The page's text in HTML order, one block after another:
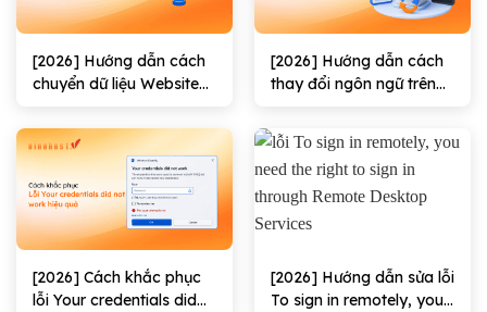
[2026] Hướng dẫn cách
chuyển dữ liệu Website
100%
[2026] Hướng dẫn cách
thay đổi ngôn ngữ trên
[2026] Cách khắc phục
lỗi Your credentials did
[2026] Hướng dẫn sửa lỗi
To sign in remotely, you